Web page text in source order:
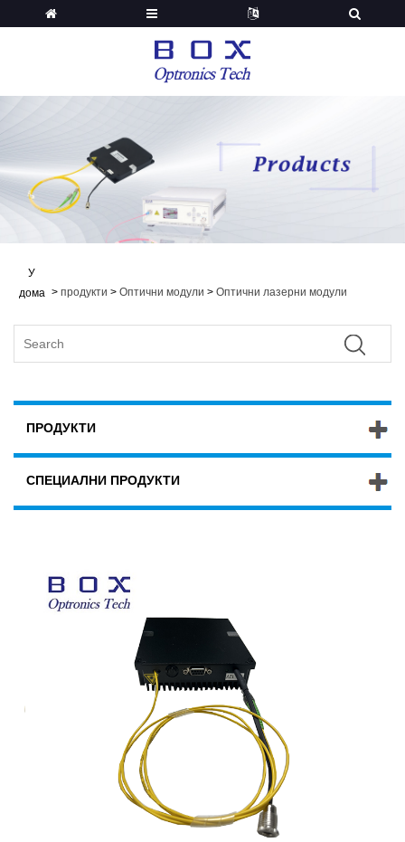
У
дома > продукти > Оптични модули > Оптични лазерни модули
ПРОДУКТИ
СПЕЦИАЛНИ ПРОДУКТИ